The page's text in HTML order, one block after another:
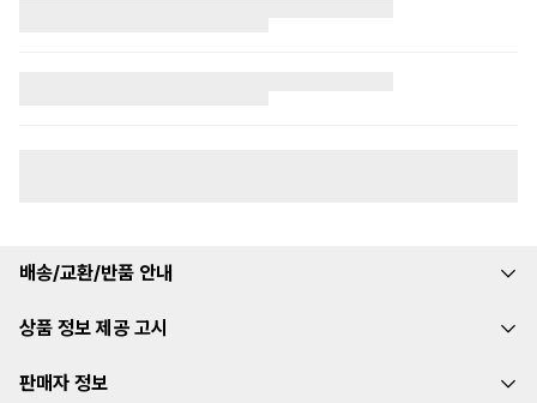
배송/교환/반품 안내
상품 정보 제공 고시
판매자 정보